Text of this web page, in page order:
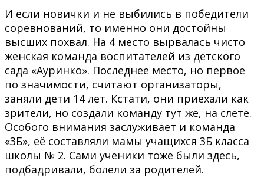
И если новички и не выбились в победители
соревнований, то именно они достойны
высших похвал. На 4 место вырвалась чисто
женская команда воспитателей из детского
сада «Ауринко». Последнее место, но первое
по значимости, считают организаторы,
заняли дети 14 лет. Кстати, они приехали как
зрители, но создали команду тут же, на слете.
Особого внимания заслуживает и команда
«3Б», её составляли мамы учащихся 3Б класса
школы № 2. Сами ученики тоже были здесь,
подбадривали, болели за родителей.